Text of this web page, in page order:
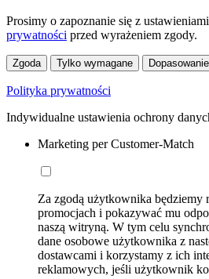
Prosimy o zapoznanie się z
prywatności przed wyrażeniem zgody.
Zgoda Tylko wymagane
Polityka prywatności
Indywidualne ustawienia ochrony
Marketing per Customer-Match
Za zgodą użytkownika
promocjach i pokazywać mu
naszą witryną. W tym celu
dane osobowe użytkownika z
dostawcami i korzystamy z ich
reklamowych, jeśli użytkownik